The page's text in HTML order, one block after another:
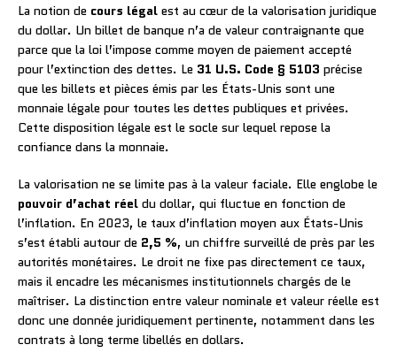
La notion de cours légal est au cœur de la valorisation juridique
du dollar. Un billet de banque n’a de valeur contraignante que
parce que la loi l’impose comme moyen de paiement accepté
pour l’extinction des dettes. Le 31 U.S. Code § 5103 précise
que les billets et pièces émis par les États-Unis sont une
monnaie légale pour toutes les dettes publiques et privées.
Cette disposition légale est le socle sur lequel repose la
confiance dans la monnaie.
La valorisation ne se limite pas à la valeur faciale. Elle englobe le
pouvoir d’achat réel du dollar, qui fluctue en fonction de
l’inflation. En 2023, le taux d’inflation moyen aux États-Unis
s’est établi autour de 2,5 %, un chiffre surveillé de près par les
autorités monétaires. Le droit ne fixe pas directement ce taux,
mais il encadre les mécanismes institutionnels chargés de le
maîtriser. La distinction entre valeur nominale et valeur réelle est
donc une donnée juridiquement pertinente, notamment dans les
contrats à long terme libellés en dollars.